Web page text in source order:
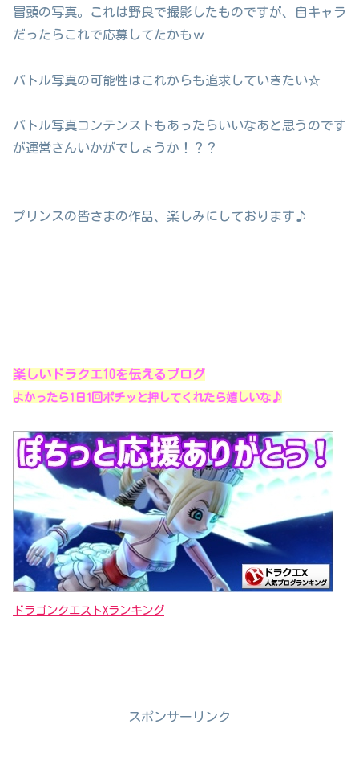
冒頭の写真。これは野良で撮影したものですが、自キャラ
だったらこれで応募してたかもｗ
バトル写真の可能性はこれからも追求していきたい☆
バトル写真コンテンストもあったらいいなあと思うのです
が運営さんいかがでしょうか！？？
プリンスの皆さまの作品、楽しみにしております♪
楽しいドラクエ10を伝えるブログ
よかったら1日1回ポチッと押してくれたら嬉しいな♪
ドラゴンクエストXランキング
スポンサーリンク